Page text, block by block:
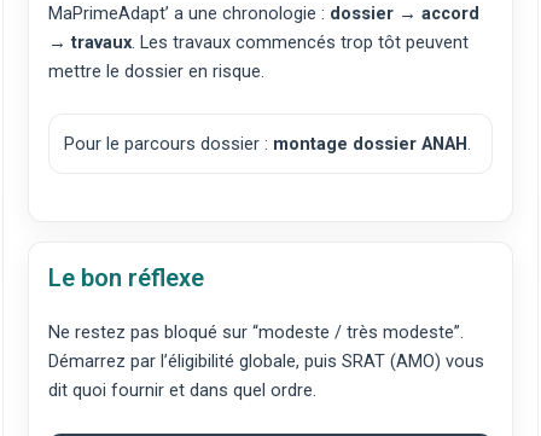
MaPrimeAdapt’ a une chronologie : dossier → accord
→ travaux. Les travaux commencés trop tôt peuvent
mettre le dossier en risque.
Pour le parcours dossier : montage dossier ANAH.
Le bon réflexe
Ne restez pas bloqué sur “modeste / très modeste”.
Démarrez par l’éligibilité globale, puis SRAT (AMO) vous
dit quoi fournir et dans quel ordre.